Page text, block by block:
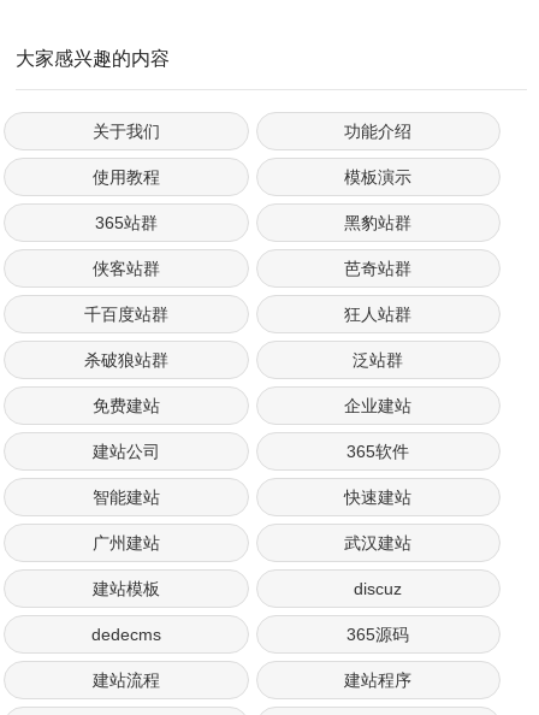
大家感兴趣的内容
关于我们 功能介绍
使用教程 模板演示
365站群 黑豹站群
侠客站群 芭奇站群
千百度站群 狂人站群
杀破狼站群 泛站群
免费建站 企业建站
建站公司 365软件
智能建站 快速建站
广州建站 武汉建站
建站模板 discuz
dedecms 365源码
建站流程 建站程序